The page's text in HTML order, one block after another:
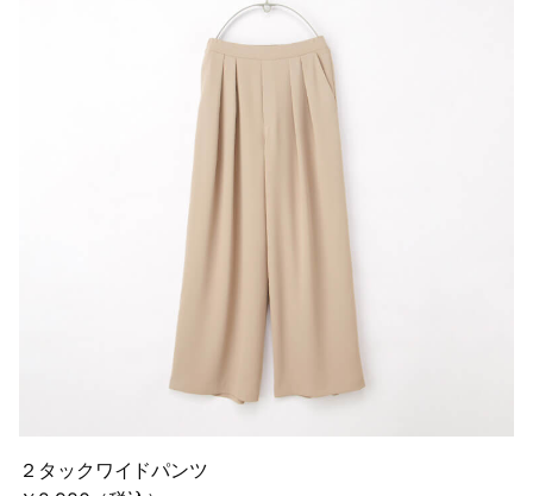
２タックワイドパンツ